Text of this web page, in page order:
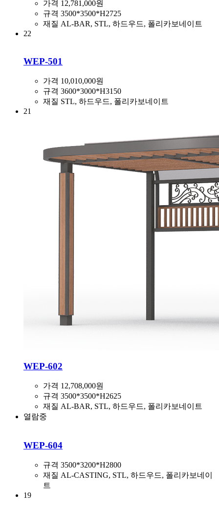
가격 12,781,000원
규격 3500*3500*H2725
재질 AL-BAR, STL, 하드우드, 폴리카보네이트
22
WEP-501
가격 10,010,000원
규격 3600*3000*H3150
재질 STL, 하드우드, 폴리카보네이트
21
WEP-602
가격 12,708,000원
규격 3500*3500*H2625
재질 AL-BAR, STL, 하드우드, 폴리카보네이트
열람중
WEP-604
규격 3500*3200*H2800
재질 AL-CASTING, STL, 하드우드, 폴리카보네이
트
19